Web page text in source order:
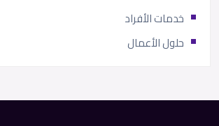
خدمات الأفراد
حلول الأعمال